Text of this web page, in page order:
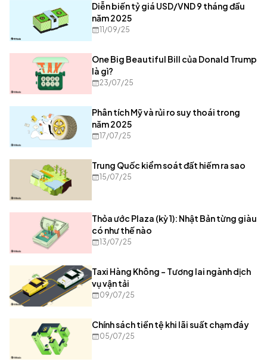
Diễn biến tỷ giá USD/VND 9 tháng đầu
năm 2025
11/09/25
One Big Beautiful Bill của Donald Trump
là gì?
23/07/25
Phân tích Mỹ và rủi ro suy thoái trong
năm 2025
17/07/25
Trung Quốc kiểm soát đất hiếm ra sao
15/07/25
Thỏa ước Plaza (kỳ 1): Nhật Bản từng giàu
có như thế nào
13/07/25
Taxi Hàng Không – Tương lai ngành dịch
vụ vận tải
09/07/25
Chính sách tiền tệ khi lãi suất chạm đáy
05/07/25